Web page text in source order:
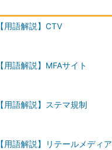
【用語解説】CTV
【用語解説】MFAサイト
【用語解説】ステマ規制
【用語解説】リテールメディア